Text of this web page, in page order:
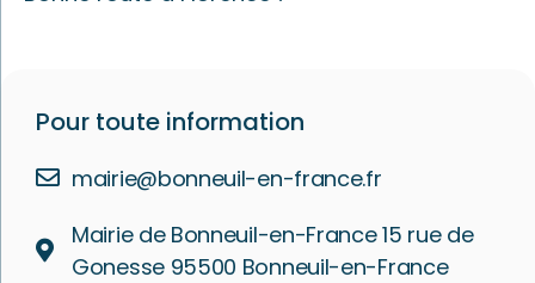
Pour toute information
mairie@bonneuil-en-france.fr
Mairie de Bonneuil-en-France 15 rue de
Gonesse 95500 Bonneuil-en-France